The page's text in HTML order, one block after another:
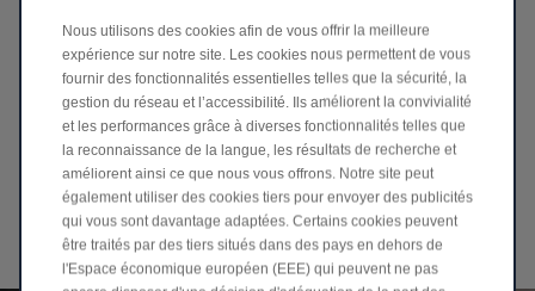
ÉLECTRIQUE
Profitez d'un intérieur lumineux
Le toit panoramique agrandit l'intérieur et
inonde l'habitacle de lumière naturelle, créant
une atmosphère lumineuse et agréable à
chaque trajet. Le pare-soleil électrique offre
une protection rapide contre le soleil et permet
de contrôler facilement la lumière et la chaleur.
Nous utilisons des cookies afin de vous offrir la meilleure
expérience sur notre site. Les cookies nous permettent de vous
fournir des fonctionnalités essentielles telles que la sécurité, la
gestion du réseau et l’accessibilité. Ils améliorent la convivialité
et les performances grâce à diverses fonctionnalités telles que
la reconnaissance de la langue, les résultats de recherche et
améliorent ainsi ce que nous vous offrons. Notre site peut
également utiliser des cookies tiers pour envoyer des publicités
qui vous sont davantage adaptées. Certains cookies peuvent
être traités par des tiers situés dans des pays en dehors de
l'Espace économique européen (EEE) qui peuvent ne pas